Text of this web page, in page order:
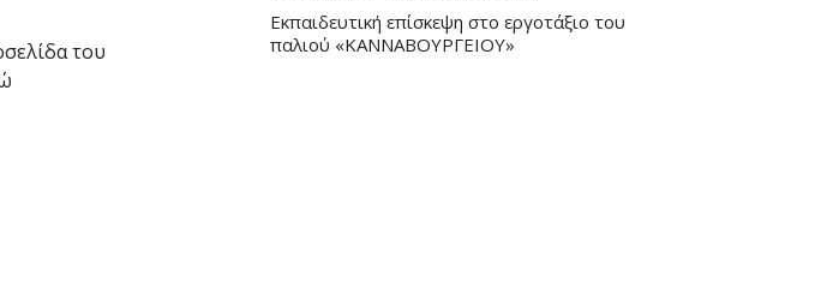
του
Εκπαιδευτική επίσκεψη στο εργοτάξιο του
παλιού «ΚΑΝΝΑΒΟΥΡΓΕΙΟΥ»